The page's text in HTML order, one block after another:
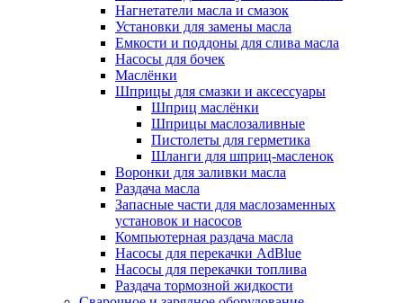
Нагнетатели масла и смазок
Установки для замены масла
Емкости и поддоны для слива масла
Насосы для бочек
Маслёнки
Шприцы для смазки и аксессуары
Шприц маслёнки
Шприцы маслозаливные
Пистолеты для герметика
Шланги для шприц-масленок
Воронки для заливки масла
Раздача масла
Запасные части для маслозаменных
установок и насосов
Компьютерная раздача масла
Насосы для перекачки AdBlue
Насосы для перекачки топлива
Раздача тормозной жидкости